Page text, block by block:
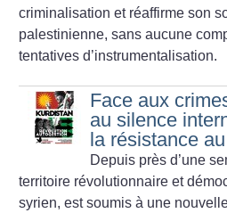
criminalisation et réaffirme son
palestinienne, sans aucune
tentatives d’instrumentalisation.
Face aux
au silence
la résistance
Depuis près d’une
territoire révolutionnaire et
syrien, est soumis à une